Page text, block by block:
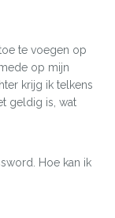
te voegen op
op mijn
krijg ik telkens
geldig is, wat
Hoe kan ik